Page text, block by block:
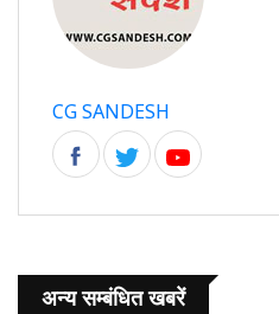
CG SANDESH
अन्य सम्बंधित खबरें